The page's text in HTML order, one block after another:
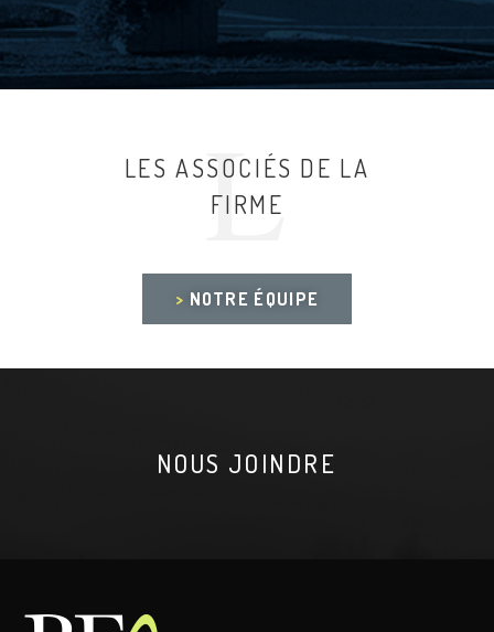
L
LES ASSOCIÉS DE LA
FIRME
> NOTRE ÉQUIPE
NOUS JOINDRE